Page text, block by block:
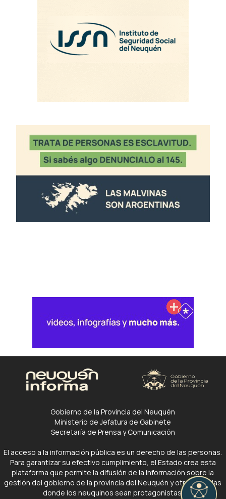
Gobierno de la Provincia del Neuquén
Ministerio de Jefatura de Gabinete
Secretaría de Prensa y Comunicación
El acceso a la información pública es un derecho de las personas.
Para garantizar su efectivo cumplimiento, el Estado crea esta
plataforma que permite la difusión de la información sobre la
gestión del gobierno de la provincia del Neuquén y otras noticias
donde los neuquinos sean protagonistas.